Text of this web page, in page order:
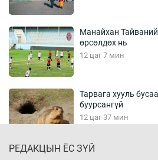
Манайхан
өрсөлдөх нь
12 цаг 7 мин
Тарвага хууль
буурсангүй
12 цаг 37 мин
РЕДАКЦЫН ЁС ЗҮЙ